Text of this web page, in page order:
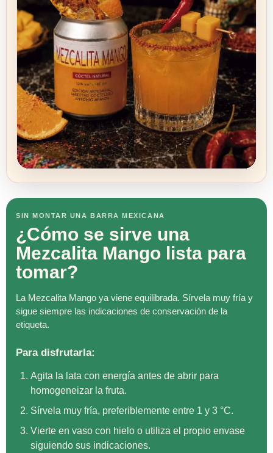
SIN MONTAR UNA BARRA MEXICANA
¿Cómo se sirve una
Mezcalita Mango lista para
tomar?
La Mezcalita Mango ya viene equilibrada. Sírvela muy fría y
sigue siempre las indicaciones de conservación de la
etiqueta.
Para disfrutarla:
Agita la lata con energía antes de abrir para
homogeneizar la fruta.
Sírvela muy fría, preferiblemente entre 1 y 3 °C.
Vierte en vaso con hielo o utiliza el propio envase
siguiendo sus indicaciones.